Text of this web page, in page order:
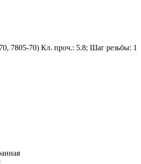
7805-70) Кл. проч.: 5.8; Шаг резьбы: 1